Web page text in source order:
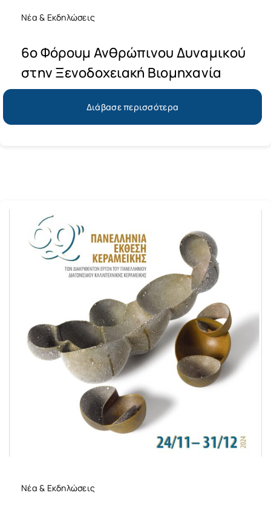
Νέα & Εκδηλώσεις
6ο Φόρουμ Ανθρώπινου Δυναμικού
στην Ξενοδοχειακή Βιομηχανία
Διάβασε περισσότερα
Νέα & Εκδηλώσεις